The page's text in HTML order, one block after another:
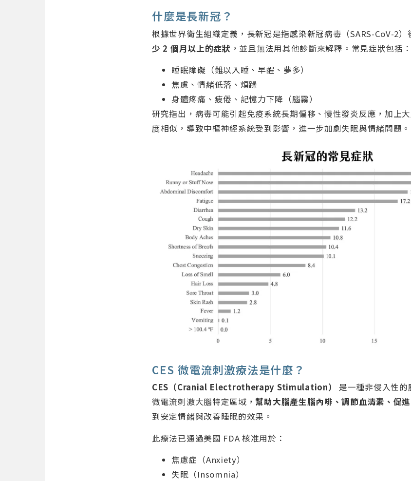
什麼是長新冠？
根據世界衛生組織定義，長新冠是指感染新冠病毒（SARS-CoV-2）
少 2 個月以上的症狀 ，並且無法用其他診斷來解釋。常見症狀包括：
睡眠障礙（難以入睡、早醒、夢多）
焦慮、情緒低落、煩躁
身體疼痛、疲倦、記憶力下降（腦霧）
研究指出，病毒可能引起免疫系統長期偏移、慢性發炎反應，加上
度相似，導致中樞神經系統受到影響，進一步加劇失眠與情緒問題。
CES 微電流刺激療法是什麼？
CES（Cranial Electrotherapy Stimulation）
是一種非侵入性
微電流刺激大腦特定區域， 幫助大腦產生腦內啡、調節血清素、促
到安定情緒與改善睡眠的效果。
此療法已通過美國 FDA 核准用於：
焦慮症（Anxiety）
失眠（Insomnia）